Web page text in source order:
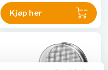
brukervennlig og tilgjengelig
i en CFR-versjon som
Kjøp her